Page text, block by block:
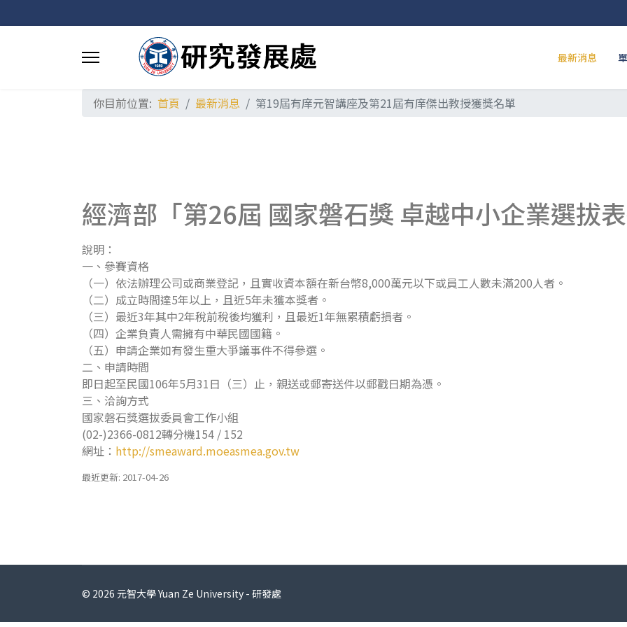
最新消息
你目前位置: 首頁 最新消息 第19屆有庠元智講座及第21屆有庠傑出教授獲獎名單
經濟部「第26屆 國家磐石獎 卓越中小企業選拔表
說明：
一、參賽資格
（一）依法辦理公司或商業登記，且實收資本額在新台幣8,000萬元以下或員工人數未滿200人者。
（二）成立時間達5年以上，且近5年未獲本獎者。
（三）最近3年其中2年稅前稅後均獲利，且最近1年無累積虧損者。
（四）企業負責人需擁有中華民國國籍。
（五）申請企業如有發生重大爭議事件不得參選。
二、申請時間
即日起至民國106年5月31日（三）止，親送或郵寄送件以郵戳日期為憑。
三、洽詢方式
國家磐石獎選拔委員會工作小組
(02-)2366-0812轉分機154 / 152
網址： http://smeaward.moeasmea.gov.tw
最近更新: 2017-04-26
© 2026 元智大學 Yuan Ze University - 研發處